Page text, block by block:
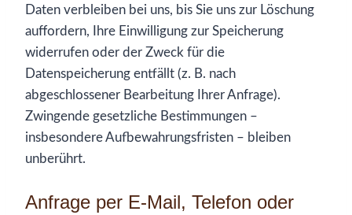
Daten verbleiben bei uns, bis Sie uns zur Löschung
auffordern, Ihre Einwilligung zur Speicherung
widerrufen oder der Zweck für die
Datenspeicherung entfällt (z. B. nach
abgeschlossener Bearbeitung Ihrer Anfrage).
Zwingende gesetzliche Bestimmungen –
insbesondere Aufbewahrungsfristen – bleiben
unberührt.
Anfrage per E-Mail, Telefon oder